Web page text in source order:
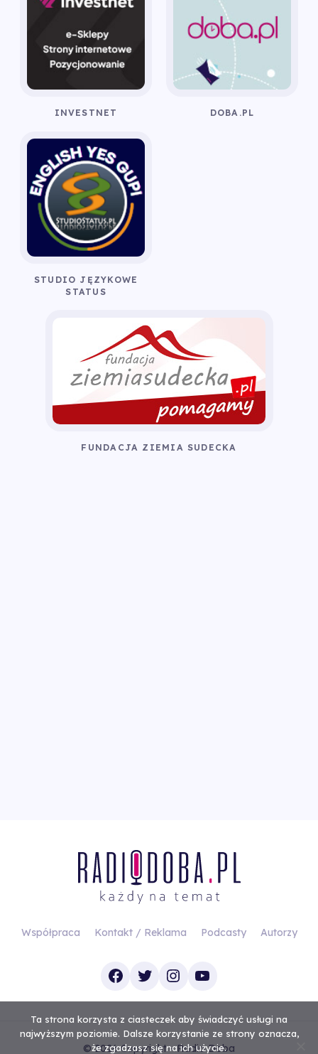
INVESTNET DOBA.PL
STUDIO JĘZYKOWE
STATUS
FUNDACJA ZIEMIA SUDECKA
Współpraca Kontakt / Reklama Podcasty Autorzy
Facebook
TwitterInstagram
YouTube
© 2026 Copyright - Radio Doba
Ta strona korzysta z ciasteczek aby świadczyć usługi na
najwyższym poziomie. Dalsze korzystanie ze strony oznacza,
że zgadzasz się na ich użycie.